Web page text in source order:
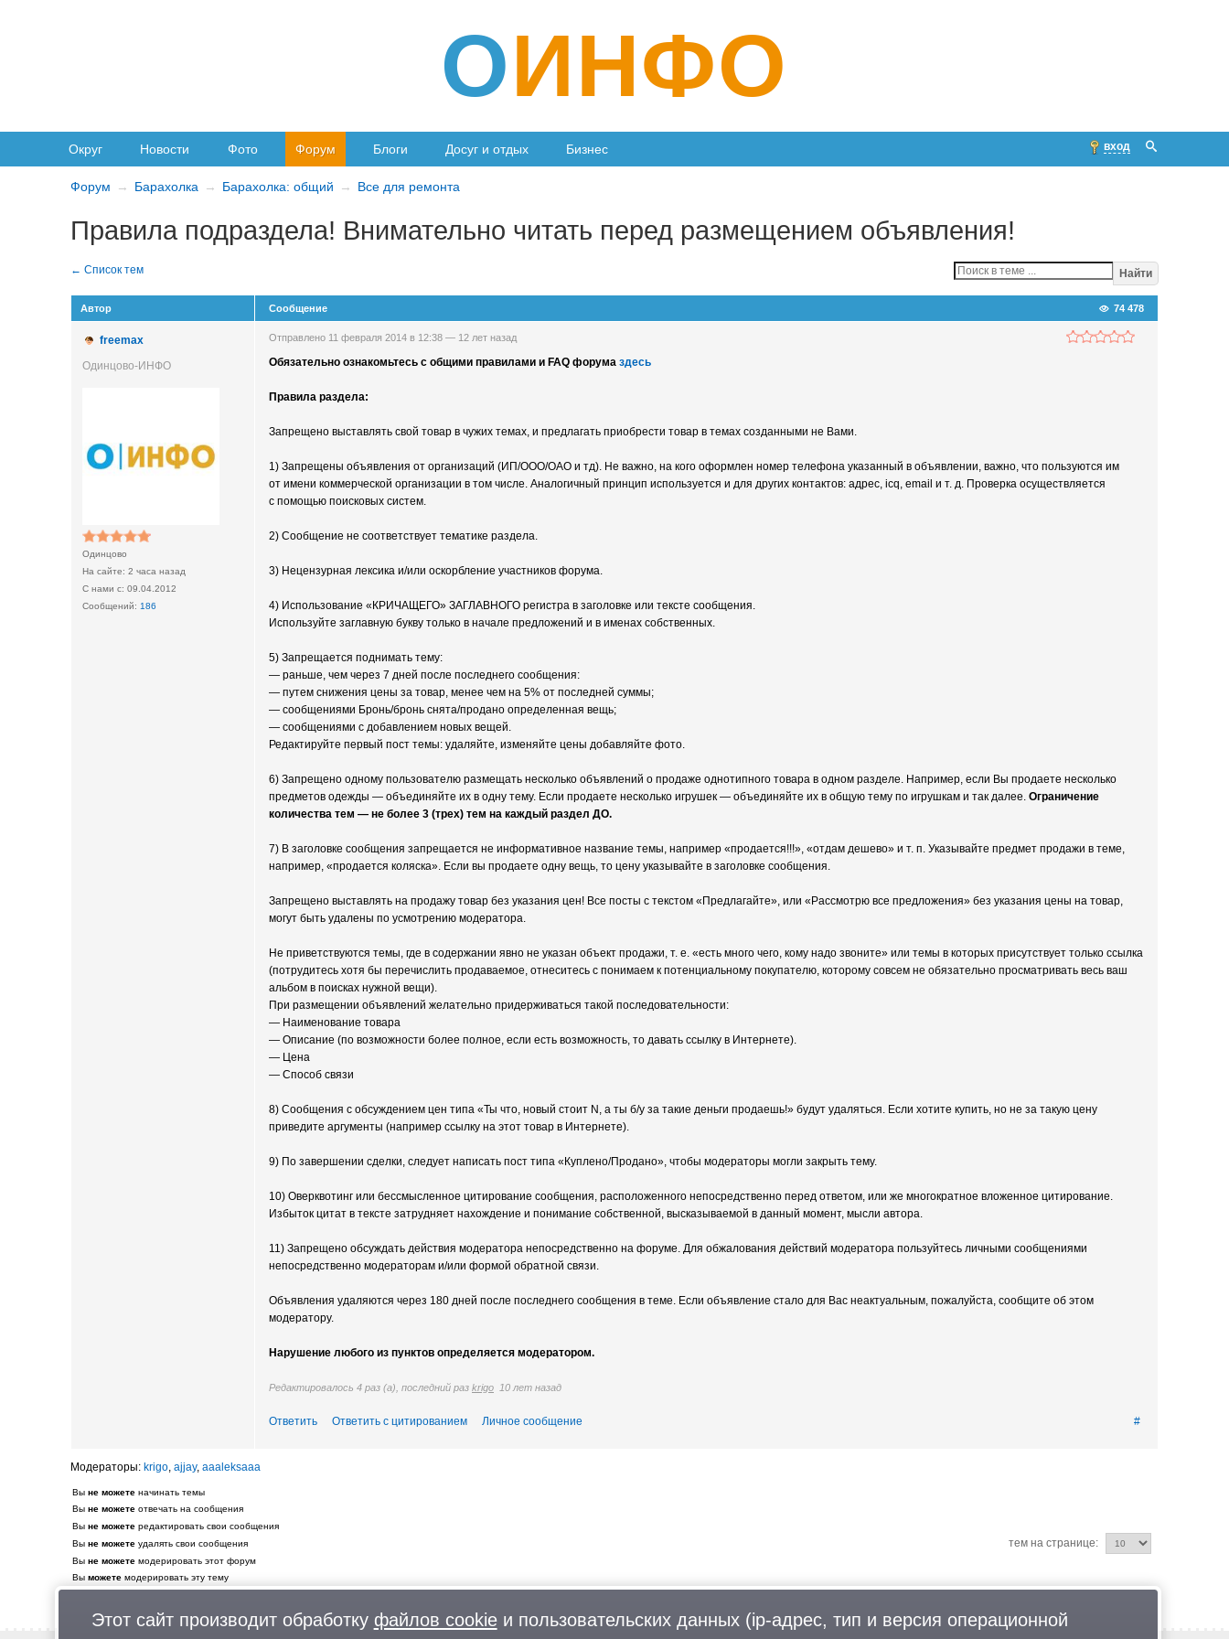
ОИНФО
Округ Новости Фото Форум Блоги Досуг и отдых Бизнес вход
Форум Барахолка Барахолка: общий Все для ремонта
Правила подраздела! Внимательно читать перед размещением объявления!
Найти
Автор Сообщение 74 478
freemax
Одинцово-ИНФО
Одинцово
2 часа назад
09.04.2012
186
Отправлено 11 февраля 2014 в 12:38 — 12 лет назад
Обязательно ознакомьтесь с общими правилами и FAQ форума здесь
Правила раздела:
Запрещено выставлять свой товар в чужих темах, и предлагать приобрести товар в темах созданными не Вами.
1) Запрещены объявления от организаций (ИП/ООО/ОАО и тд). Не важно, на кого оформлен номер телефона указанный в объявлении, важно, что пользуются им
от имени коммерческой организации в том числе. Аналогичный принцип используется и для других контактов: адрес, icq, email и т. д. Проверка осуществляется
с помощью поисковых систем.
2) Сообщение не соответствует тематике раздела.
3) Нецензурная лексика и/или оскорбление участников форума.
4) Использование «КРИЧАЩЕГО» ЗАГЛАВНОГО регистра в заголовке или тексте сообщения.
Используйте заглавную букву только в начале предложений и в именах собственных.
5) Запрещается поднимать тему:
— раньше, чем через 7 дней после последнего сообщения:
— путем снижения цены за товар, менее чем на 5% от последней суммы;
— сообщениями Бронь/бронь снята/продано определенная вещь;
— сообщениями с добавлением новых вещей.
Редактируйте первый пост темы: удаляйте, изменяйте цены добавляйте фото.
6) Запрещено одному пользователю размещать несколько объявлений о продаже однотипного товара в одном разделе. Например, если Вы продаете несколько
предметов одежды — объединяйте их в одну тему. Если продаете несколько игрушек — объединяйте их в общую тему по игрушкам и так далее. Ограничение
количества тем — не более 3 (трех) тем на каждый раздел ДО.
7) В заголовке сообщения запрещается не информативное название темы, например «продается!!!», «отдам дешево» и т. п. Указывайте предмет продажи в теме,
например, «продается коляска». Если вы продаете одну вещь, то цену указывайте в заголовке сообщения.
Запрещено выставлять на продажу товар без указания цен! Все посты с текстом «Предлагайте», или «Рассмотрю все предложения» без указания цены на товар,
могут быть удалены по усмотрению модератора.
Не приветствуются темы, где в содержании явно не указан объект продажи, т. е. «есть много чего, кому надо звоните» или темы в которых присутствует только ссылка
(потрудитесь хотя бы перечислить продаваемое, отнеситесь с понимаем к потенциальному покупателю, которому совсем не обязательно просматривать весь ваш
альбом в поисках нужной вещи).
При размещении объявлений желательно придерживаться такой последовательности:
— Наименование товара
— Описание (по возможности более полное, если есть возможность, то давать ссылку в Интернете).
— Цена
— Способ связи
8) Сообщения с обсуждением цен типа «Ты что, новый стоит N, а ты б/у за такие деньги продаешь!» будут удаляться. Если хотите купить, но не за такую цену
приведите аргументы (например ссылку на этот товар в Интернете).
9) По завершении сделки, следует написать пост типа «Куплено/Продано», чтобы модераторы могли закрыть тему.
10) Оверквотинг или бессмысленное цитирование сообщения, расположенного непосредственно перед ответом, или же многократное вложенное цитирование.
Избыток цитат в тексте затрудняет нахождение и понимание собственной, высказываемой в данный момент, мысли автора.
11) Запрещено обсуждать действия модератора непосредственно на форуме. Для обжалования действий модератора пользуйтесь личными сообщениями
непосредственно модераторам и/или формой обратной связи.
Объявления удаляются через 180 дней после последнего сообщения в теме. Если объявление стало для Вас неактуальным, пожалуйста, сообщите об этом
модератору.
Нарушение любого из пунктов определяется модератором.
Редактировалось 4 раз (а), последний раз krigo 10 лет назад
#
Ответить Ответить с цитированием Личное сообщение
krigo ajjay, aaaleksaaa
Вы не можете начинать темы
Вы не можете отвечать на сообщения
Вы не можете редактировать свои сообщения
Вы не можете удалять свои сообщения
Вы не можете модерировать этот форум
Вы можете модерировать эту тему
тем на странице:
Этот сайт производит обработку файлов cookieи пользовательских данных (ip-адрес, тип и версия операционной